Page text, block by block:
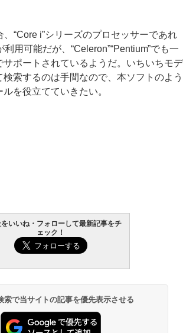
“Core i”シリーズのプロセッサーであれ
利用可能だが、“Celeron”“Pentium”でも一
ポートされているようだ。いちいちモデ
検索するのは手間なので、本ソフトのよう
を役立てていきたい。
いいね・フォローして最新記事をチ
ェック！
索で当サイトの記事を優先表示させる